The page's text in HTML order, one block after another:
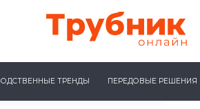
ТРЕНДЫ ПЕРЕДОВЫЕ РЕШЕНИЯ